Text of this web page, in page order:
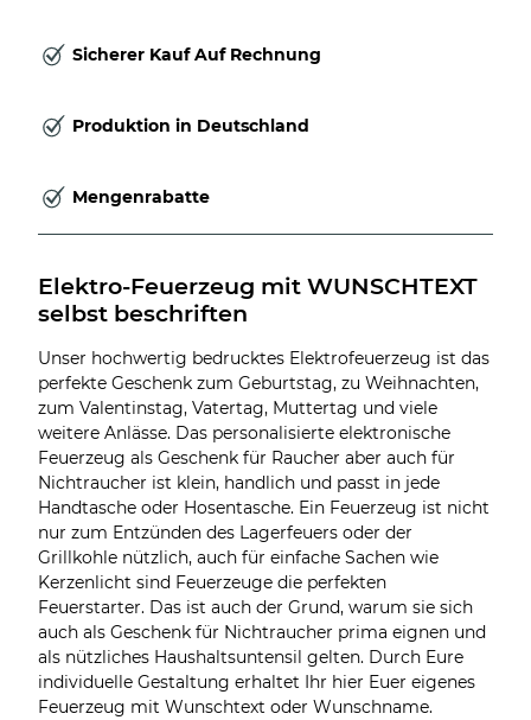
Sicherer Kauf Auf Rechnung
Produktion in Deutschland
Mengenrabatte
Elektro-Feuerzeug mit WUNSCHTEXT
selbst beschriften
Unser hochwertig bedrucktes Elektrofeuerzeug ist das
perfekte Geschenk zum Geburtstag, zu Weihnachten,
zum Valentinstag, Vatertag, Muttertag und viele
weitere Anlässe. Das personalisierte elektronische
Feuerzeug als Geschenk für Raucher aber auch für
Nichtraucher ist klein, handlich und passt in jede
Handtasche oder Hosentasche. Ein Feuerzeug ist nicht
nur zum Entzünden des Lagerfeuers oder der
Grillkohle nützlich, auch für einfache Sachen wie
Kerzenlicht sind Feuerzeuge die perfekten
Feuerstarter. Das ist auch der Grund, warum sie sich
auch als Geschenk für Nichtraucher prima eignen und
als nützliches Haushaltsuntensil gelten. Durch Eure
individuelle Gestaltung erhaltet Ihr hier Euer eigenes
Feuerzeug mit Wunschtext oder Wunschname.